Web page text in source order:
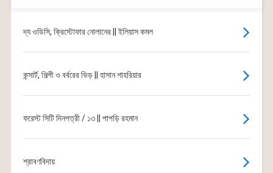
দ্য ওডিসি, ক্রিস্টোফার নোলানের || ইলিয়াস কমল
কন্সার্ট, শিল্পী ও বর্বরের ভিড় || হাসান শাহরিয়ার
ফরেস্ট সিটি দিনপত্রী / ১৩ || পাপড়ি রহমান
শ্রাবণবিদায়